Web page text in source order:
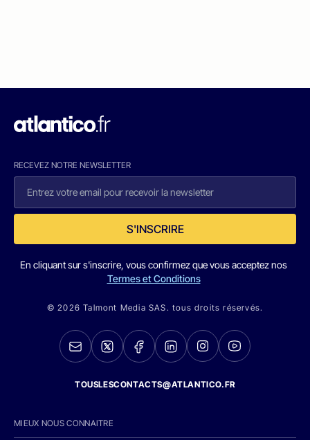
RECEVEZ NOTRE NEWSLETTER
S'INSCRIRE
En cliquant sur s'inscrire, vous confirmez que vous acceptez nos
Termes et Conditions
© 2026 Talmont Media SAS. tous droits réservés.
TOUSLESCONTACTS@ATLANTICO.FR
MIEUX NOUS CONNAITRE